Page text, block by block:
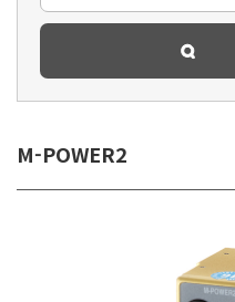
M-POWER2